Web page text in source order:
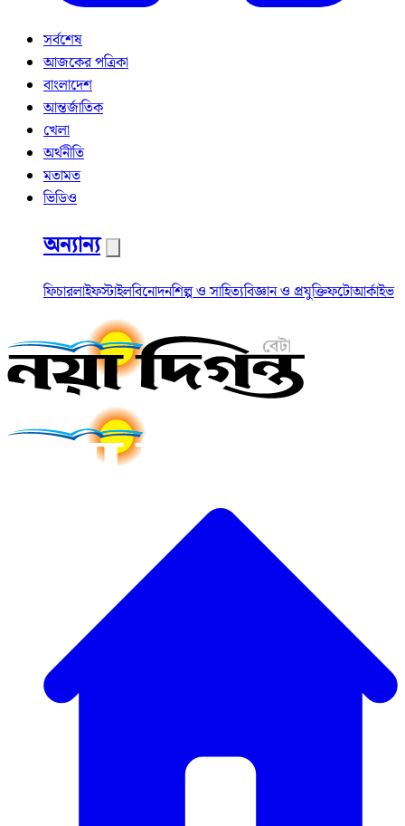
সর্বশেষ
আজকের পত্রিকা
বাংলাদেশ
আন্তর্জাতিক
খেলা
অর্থনীতি
মতামত
ভিডিও
অন্যান্য
ফিচারলাইফস্টাইলবিনোদনশিল্প ও সাহিত্যবিজ্ঞান ও প্রযুক্তিফটোআর্কাইভ